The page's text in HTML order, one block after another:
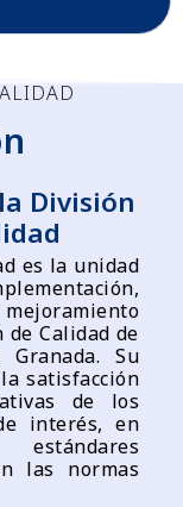
División
es la unidad
Calidad de
Su
satisfacción
de los
interés, en
las normas